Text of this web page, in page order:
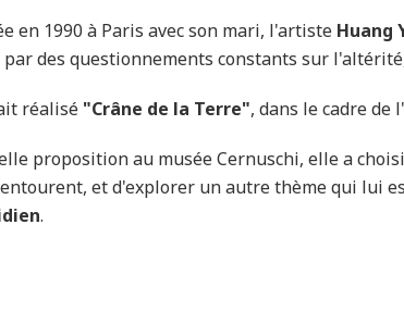
en 1990 à Paris avec son mari, l'artiste Huang
des questionnements constants sur
réalisé "Crâne de la Terre", dans le cadre
proposition au musée Cernuschi, elle a
et d'explorer un autre thème qui lui
.